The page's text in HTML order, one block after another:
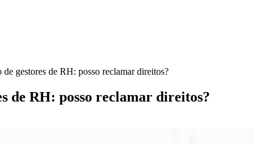
de gestores de RH: posso reclamar direitos?
de RH: posso reclamar direitos?